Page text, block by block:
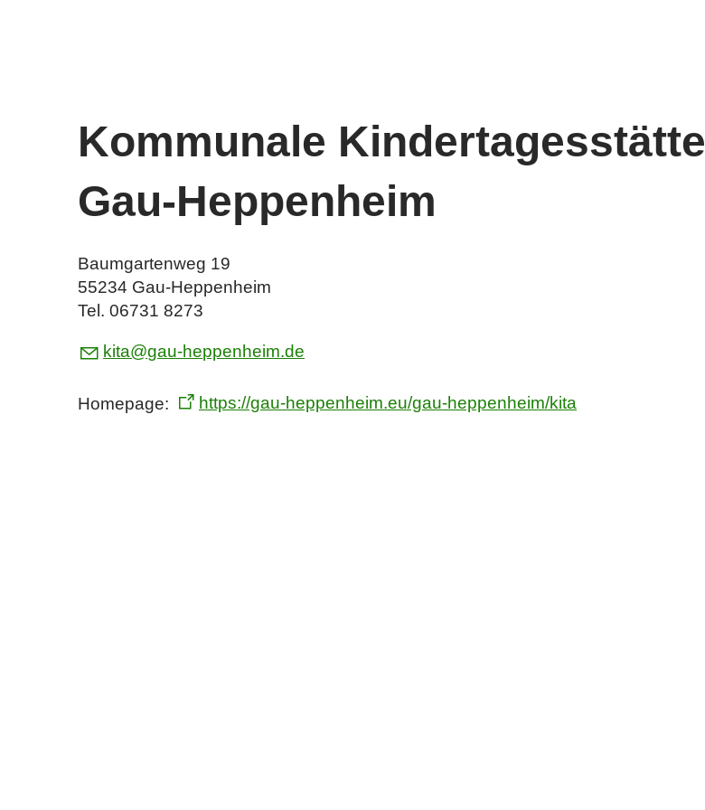
Kommunale Kindertagesstätte
Gau-Heppenheim
Baumgartenweg 19
55234 Gau-Heppenheim
Tel. 06731 8273
k t g -h pp nh m d
Homepage: https://gau-heppenheim.eu/gau-heppenheim/kita